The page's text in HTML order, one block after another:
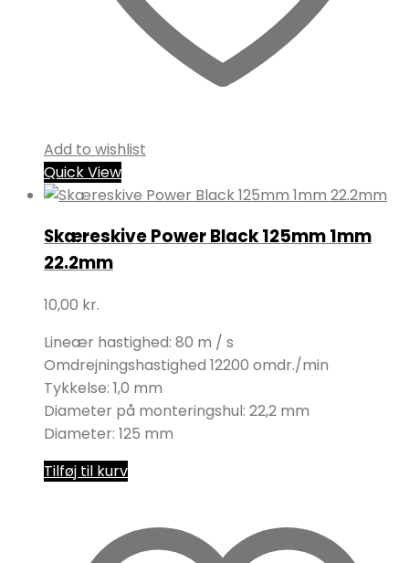
Add to wishlist
Quick View
Skæreskive Power Black 125mm 1mm
22.2mm
10,00 kr.
Lineær hastighed: 80 m / s
Omdrejningshastighed 12200 omdr./min
Tykkelse: 1,0 mm
Diameter på monteringshul: 22,2 mm
Diameter: 125 mm
Tilføj til kurv